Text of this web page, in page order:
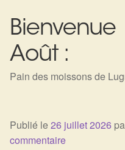
Pendentifs
Pierres
Harmonisation de l’être
Bienvenue
Août :
Pain des moissons de
Publié le26 juillet 2026
commentaire